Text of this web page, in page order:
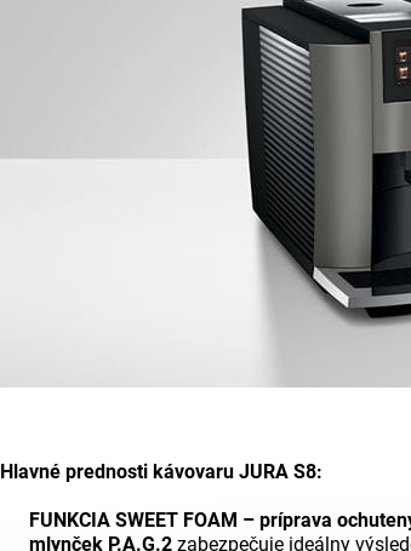
Hlavné prednosti kávovaru JURA S8:
FUNKCIA SWEET FOAM – príprava
mlynček P.A.G.2 zabezpečuje ideálny